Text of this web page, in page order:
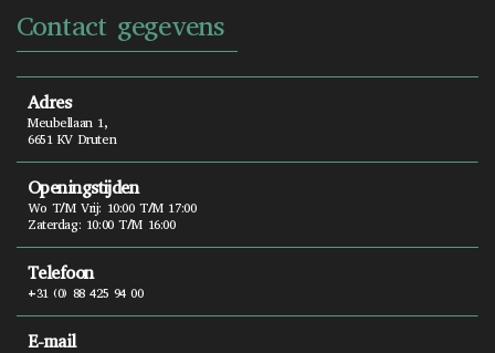
Contact gegevens
Adres
Meubellaan 1,
6651 KV Druten
Openingstijden
Wo T/m Vrij: 10:00 T/m 17:00
Zaterdag: 10:00 T/m 16:00
Telefoon
+31 (0) 88 425 94 00
E-mail